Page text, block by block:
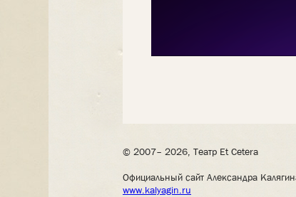
© 2007– 2026, Театр Et Cetera
Официальный сайт Александра
www.kalyagin.ru